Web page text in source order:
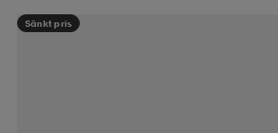
Sänkt pris